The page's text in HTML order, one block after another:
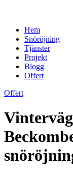
Hem
Snöröjning
Tjänster
Projekt
Blogg
Offert
Offert